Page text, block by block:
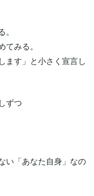
みる。
ます」と小さく宣言し
ずつ
い「あなた自身」なの